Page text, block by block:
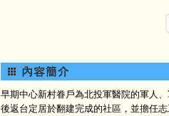
早期中心新村眷戶為北投軍醫院的軍人
後返台定居於翻建完成的社區，並擔任